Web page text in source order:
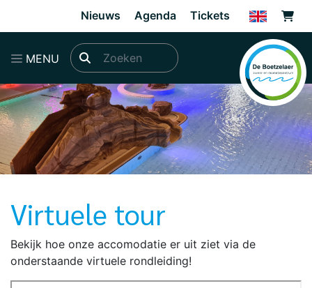
Direct naar de inhoud van de pagina
Nieuws Agenda Tickets
MENU
Virtuele tour
Bekijk hoe onze accomodatie er uit ziet via de
onderstaande virtuele rondleiding!